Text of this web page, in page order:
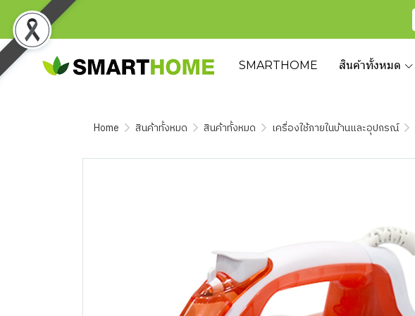
SMARTHOME สินค้าทั้งหมด
Home สินค้าทั้งหมด สินค้าทั้งหมด เครื่องใช้ภายในบ้านและอุปกรณ์